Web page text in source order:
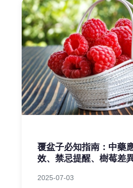
覆盆子必知指南：中藥
效、禁忌提醒、樹莓差
2025-07-03